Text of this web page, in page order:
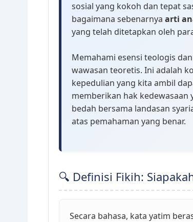
sosial yang kokoh dan tepat
bagaimana sebenarnya arti
yang telah ditetapkan oleh
Memahami esensi teologis
wawasan teoretis. Ini adalah
kepedulian yang kita ambil
memberikan hak kedewasaan
bedah bersama landasan
atas pemahaman yang benar.
🔍 Definisi Fikih:
Secara bahasa, kata yatim